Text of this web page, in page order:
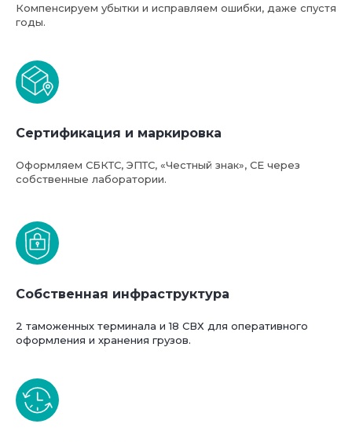
Компенсируем убытки и исправляем ошибки, даже спустя
годы.
Сертификация и маркировка
Оформляем СБКТС, ЭПТС, «Честный знак», СЕ через
собственные лаборатории.
Собственная инфраструктура
2 таможенных терминала и 18 СВХ для оперативного
оформления и хранения грузов.